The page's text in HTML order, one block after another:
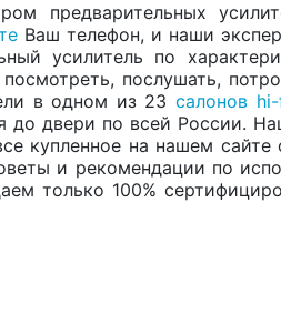
предварительных
Ваш телефон, и наши
усилитель по
послушать,
в одном из 23 салонов
до двери по всей России.
купленное на нашем сайте
и рекомендации по
только 100%